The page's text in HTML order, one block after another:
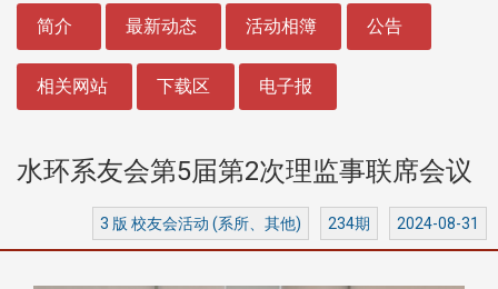
简介 最新动态 活动相簿 公告
相关网站 下载区 电子报
水环系友会第5届第2次理监事联席会议
3 版 校友会活动 (系所、其他) 234期 2024-08-31